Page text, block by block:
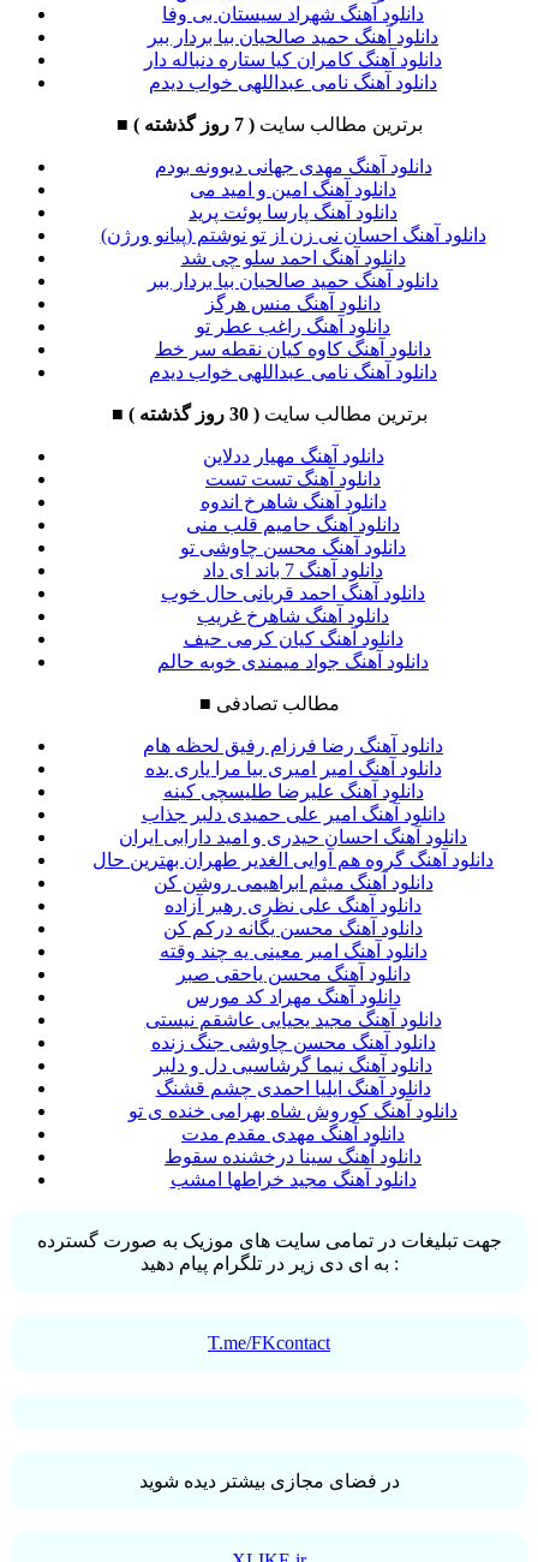
دانلود آهنگ شهراد سیستان بی وفا
دانلود آهنگ حمید صالحیان بیا بردار ببر
دانلود آهنگ کامران کیا ستاره دنباله دار
دانلود آهنگ نامی عبداللهی خواب دیدم
■ برترین مطالب سایت( 7 روز گذشته )
دانلود آهنگ مهدی جهانی دیوونه بودم
دانلود آهنگ امین و امید می
دانلود آهنگ پارسا پوئت پرید
دانلود آهنگ احسان نی زن از تو نوشتم (پیانو ورژن)
دانلود آهنگ احمد سلو چی شد
دانلود آهنگ حمید صالحیان بیا بردار ببر
دانلود آهنگ منس هرگز
دانلود آهنگ راغب عطر تو
دانلود آهنگ کاوه کیان نقطه سر خط
دانلود آهنگ نامی عبداللهی خواب دیدم
■ برترین مطالب سایت( 30 روز گذشته )
دانلود آهنگ مهیار ددلاین
دانلود آهنگ تست تست
دانلود آهنگ شاهرخ اندوه
دانلود آهنگ حامیم قلب منی
دانلود آهنگ محسن چاوشی تو
دانلود آهنگ 7 باند ای داد
دانلود آهنگ احمد قربانی حال خوب
دانلود آهنگ شاهرخ غریب
دانلود آهنگ کیان کرمی حیف
دانلود آهنگ جواد میمندی خوبه حالم
■ مطالب تصادفی
دانلود آهنگ رضا فرزام رفیق لحظه هام
دانلود آهنگ امیر امیری بیا مرا یاری بده
دانلود آهنگ علیرضا طلیسچی کینه
دانلود آهنگ امیر علی حمیدی دلبر جذاب
دانلود آهنگ احسان حیدری و امید دارابی ایران
دانلود آهنگ گروه هم آوایی الغدیر طهران بهترین حال
دانلود آهنگ میثم ابراهیمی روشن کن
دانلود آهنگ علی نظری رهبر آزاده
دانلود آهنگ محسن یگانه درکم کن
دانلود آهنگ امیر معینی یه چند وقته
دانلود آهنگ محسن یاحقی صبر
دانلود آهنگ مهراد کد مورس
دانلود آهنگ مجید یحیایی عاشقم نیستی
دانلود آهنگ محسن چاوشی جنگ زنده
دانلود آهنگ نیما گرشاسبی دل و دلبر
دانلود آهنگ ایلیا احمدی چشم قشنگ
دانلود آهنگ کوروش شاه بهرامی خنده ی تو
دانلود آهنگ مهدی مقدم مدت
دانلود آهنگ سینا درخشنده سقوط
دانلود آهنگ مجید خراطها امشب
جهت تبلیغات در تمامی سایت های موزیک به صورت گسترده
به ای دی زیر در تلگرام پیام دهید :
T.me/FKcontact
در فضای مجازی بیشتر دیده شوید